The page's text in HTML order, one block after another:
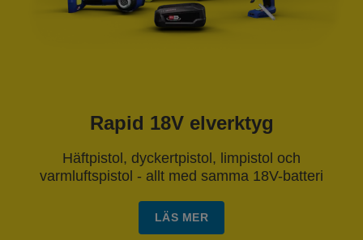
Rapid 18V elverktyg
Häftpistol, dyckertpistol, limpistol och
varmluftspistol - allt med samma 18V-batteri
LÄS MER